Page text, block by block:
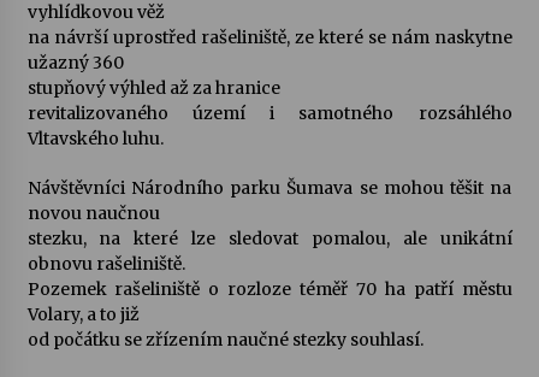
Ozvěny prázdnin
Za kulturou kousek za Humpolec. V Želivě ožije
13. 7. 2026
Varhanní recitál Michala Novenka v Klášteře
Želiv
3. 7. 2026
vyhlídkovou věž
na návrší uprostřed rašeliniště, ze které se nám naskytne
užazný 360
stupňový výhled až za hranice
revitalizovaného území i samotného rozsáhlého
Vltavského luhu.
Návštěvníci Národního parku Šumava se mohou těšit na
novou naučnou
stezku, na které lze sledovat pomalou, ale unikátní
obnovu rašeliniště.
Pozemek rašeliniště o rozloze téměř 70 ha patří městu
Volary, a to již
od počátku se zřízením naučné stezky souhlasí.